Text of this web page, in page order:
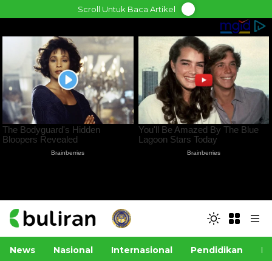
to
Scroll Untuk Baca Artikel
News Nasional Internasional Pendidikan